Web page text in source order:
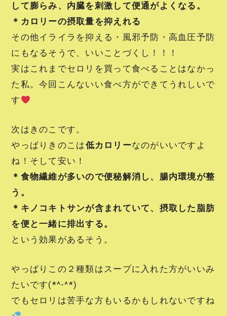
して膨らみ、内臓を刺激して便通がよくなる。
＊カロリーの摂取量を抑えれる
その他イライラを抑える・風邪予防・高血圧予防
にもなるそうで、いいことづくし！！！
実はこれまでセロリを買って食べることはなかっ
た私。今回こんないい食べ方ができてうれしいで
す
次はきのこです。
やっぱりきのこは低カロリーなのがいいですよ
ね！そして安い！
＊食物繊維が多いので便秘解消し、腸内環境が整
う。
＊キノコキトサンが含まれていて、摂取した脂肪
を便と一緒に排出する。
という効果があるそう。
やっぱりこの２種類はスープに入れた方がいいみ
たいです(*^-^*)
でもセロリは苦手な方もいるかもしれないですね